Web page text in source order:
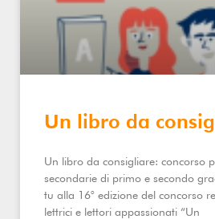
Un libro da
Un libro da consigliare: concorso
secondarie di primo e secondo
tu alla 16° edizione del concorso
lettrici e lettori appassionati “Un